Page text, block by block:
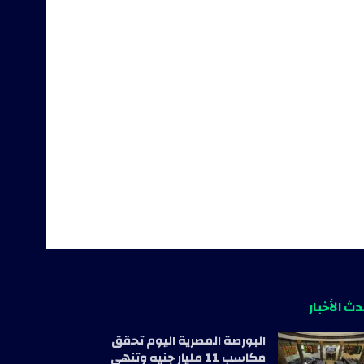
الأخبار
البورصة المصرية اليوم تحقق
مكاسب 11 مليار جنيه وتنهي